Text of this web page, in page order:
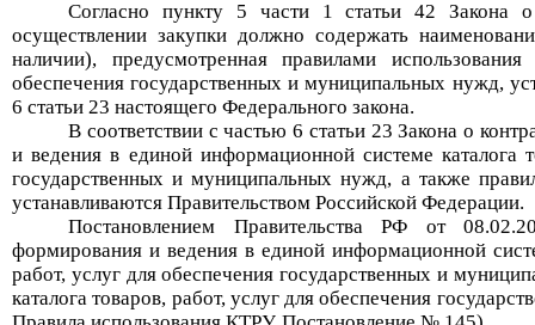
Согласно пункту 5 части 1 статьи 42 Закона
осуществлении закупки должно содержать
наличии), предусмотренная правилами
обеспечения государственных и муниципальных нужд,
6 статьи 23 настоящего Федерального закона.
В соответствии с частью 6 статьи 23 Закона о
и ведения в единой информационной системе каталога
государственных и муниципальных нужд, а также
устанавливаются Правительством Российской Федерации.
Постановлением Правительства РФ от
формирования и ведения в единой информационной
работ, услуг для обеспечения государственных и
каталога товаров, работ, услуг для обеспечения